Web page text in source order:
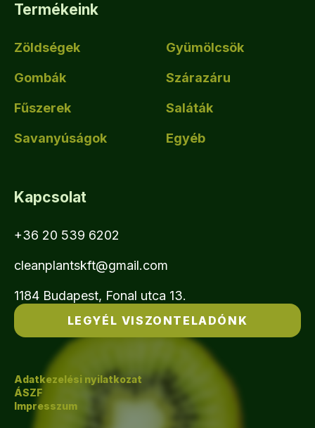
Termékeink
Zöldségek
Gombák
Fűszerek
Savanyúságok
Gyümölcsök
Szárazáru
Saláták
Egyéb
Kapcsolat
+36 20 539 6202
cleanplantskft@gmail.com
1184 Budapest, Fonal utca 13.
Adatkezelési nyilatkozat
ÁSZF
Impresszum
LEGYÉL VISZONTELADÓNK